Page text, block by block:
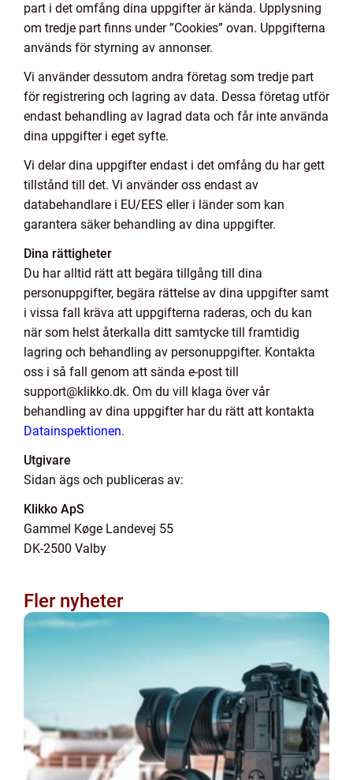
part i det omfång dina uppgifter är kända. Upplysning
om tredje part finns under ”Cookies” ovan. Uppgifterna
används för styrning av annonser.
Vi använder dessutom andra företag som tredje part
för registrering och lagring av data. Dessa företag utför
endast behandling av lagrad data och får inte använda
dina uppgifter i eget syfte.
Vi delar dina uppgifter endast i det omfång du har gett
tillstånd till det. Vi använder oss endast av
databehandlare i EU/EES eller i länder som kan
garantera säker behandling av dina uppgifter.
Dina rättigheter
Du har alltid rätt att begära tillgång till dina
personuppgifter, begära rättelse av dina uppgifter samt
i vissa fall kräva att uppgifterna raderas, och du kan
när som helst återkalla ditt samtycke till framtidig
lagring och behandling av personuppgifter. Kontakta
oss i så fall genom att sända e-post till
support@klikko.dk. Om du vill klaga över vår
behandling av dina uppgifter har du rätt att kontakta
Datainspektionen.
Utgivare
Sidan ägs och publiceras av:
Klikko ApS
Gammel Køge Landevej 55
DK-2500 Valby
Fler nyheter